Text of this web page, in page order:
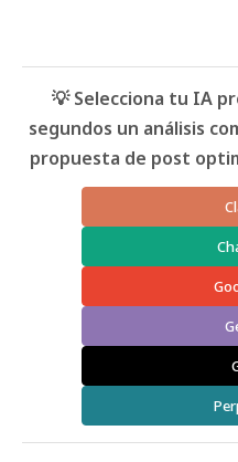
💡 Selecciona tu IA
segundos un análisis
propuesta de post